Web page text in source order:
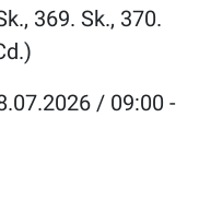
369. Sk., 370.
/ 09:00 -